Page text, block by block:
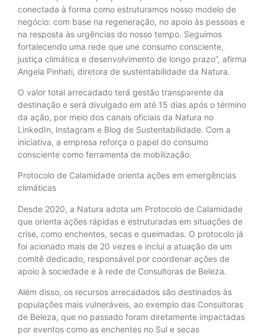
conectada à forma como estruturamos nosso modelo de
negócio: com base na regeneração, no apoio às pessoas e
na resposta às urgências do nosso tempo. Seguimos
fortalecendo uma rede que une consumo consciente,
justiça climática e desenvolvimento de longo prazo”, afirma
Angela Pinhati, diretora de sustentabilidade da Natura.
O valor total arrecadado terá gestão transparente da
destinação e será divulgado em até 15 dias após o término
da ação, por meio dos canais oficiais da Natura no
LinkedIn, Instagram e Blog de Sustentabilidade. Com a
iniciativa, a empresa reforça o papel do consumo
consciente como ferramenta de mobilização.
Protocolo de Calamidade orienta ações em emergências
climáticas
Desde 2020, a Natura adota um Protocolo de Calamidade
que orienta ações rápidas e estruturadas em situações de
crise, como enchentes, secas e queimadas. O protocolo já
foi acionado mais de 20 vezes e inclui a atuação de um
comitê dedicado, responsável por coordenar ações de
apoio à sociedade e à rede de Consultoras de Beleza.
Além disso, os recursos arrecadados são destinados às
populações mais vulneráveis, ao exemplo das Consultoras
de Beleza, que no passado foram diretamente impactadas
por eventos como as enchentes no Sul e secas